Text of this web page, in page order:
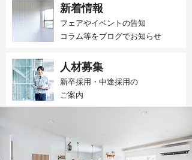
新着情報
フェアやイベントの告知
​コラム等をブログでお知らせ
人材募集
新卒採用・中途採用の
​ご案内